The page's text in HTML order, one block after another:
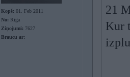
Kopš: 01. Feb 2011
No: Rīga
Ziņojumi: 7627
Braucu ar:
21
Kur